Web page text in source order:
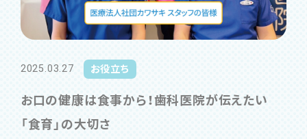
2025.03.27 お役立ち
お⼝の健康は⾷事から！⻭科医院が伝えたい
「⾷育」の⼤切さ